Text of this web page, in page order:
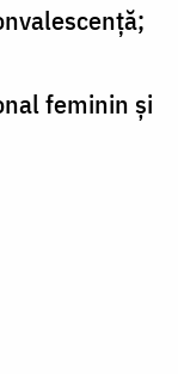
feminin și